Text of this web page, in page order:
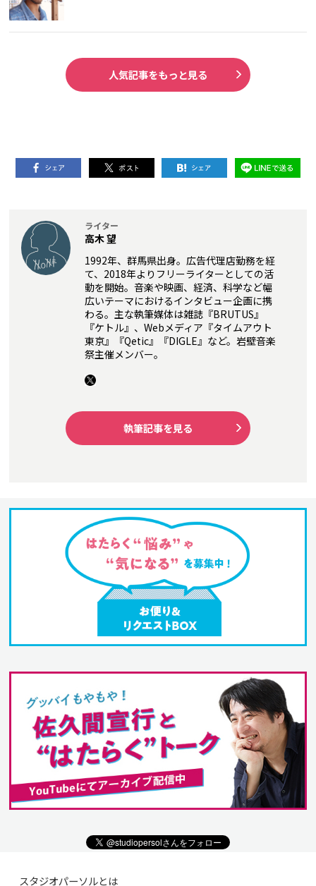
人気記事をもっと見る
ライター
高木 望
1992年、群馬県出身。広告代理店勤務を経
て、2018年よりフリーライターとしての活
動を開始。音楽や映画、経済、科学など幅
広いテーマにおけるインタビュー企画に携
わる。主な執筆媒体は雑誌『BRUTUS』
『ケトル』、Webメディア『タイムアウト
東京』『Qetic』『DIGLE』など。岩壁音楽
祭主催メンバー。
執筆記事を見る
スタジオパーソルとは